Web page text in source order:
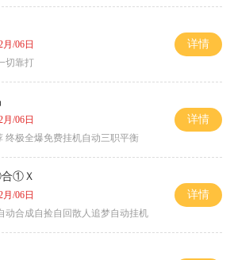
月/06日
切靠打
详情
月/06日
终极全爆免费挂机自动三职平衡
详情
①Ｘ
月/06日
动合成自捡自回散人追梦自动挂机
详情